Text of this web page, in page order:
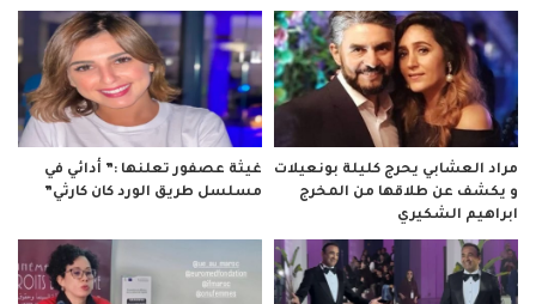
مراد العشابي يحرج كليلة بونعيلات
و يكشف عن طلاقها من المخرج
ابراهيم الشكيري
غيثة عصفور تعلنها :” أدائي في
مسلسل طريق الورد كان كارثي”